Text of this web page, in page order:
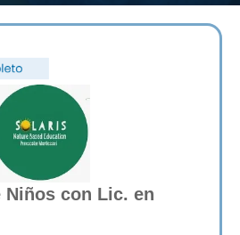
Niños con Lic. en